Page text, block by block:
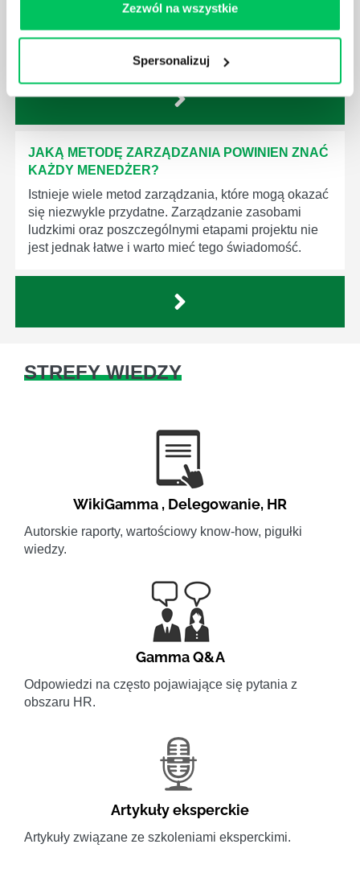
Zezwól na wszystkie
Spersonalizuj
firmie. Osoba je pełniąca jest w pełni odpowiedzialna
za realizację działań podległych mu osób oraz
JAKĄ METODĘ ZARZĄDZANIA POWINIEN ZNAĆ
KAŻDY MENEDŻER?
Istnieje wiele metod zarządzania, które mogą okazać
się niezwykle przydatne. Zarządzanie zasobami
ludzkimi oraz poszczególnymi etapami projektu nie
jest jednak łatwe i warto mieć tego świadomość.
STREFY WIEDZY
WikiGamma , Delegowanie, HR
Autorskie raporty, wartościowy know-how, pigułki
wiedzy.
Gamma Q&A
Odpowiedzi na często pojawiające się pytania z
obszaru HR.
Artykuły eksperckie
Artykuły związane ze szkoleniami eksperckimi.